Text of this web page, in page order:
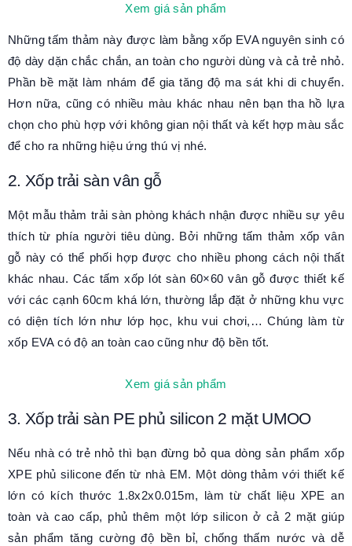
Xem giá sản phẩm
Những tấm thảm này được làm bằng xốp EVA nguyên sinh có
độ dày dặn chắc chắn, an toàn cho người dùng và cả trẻ nhỏ.
Phần bề mặt làm nhám để gia tăng độ ma sát khi di chuyển.
Hơn nữa, cũng có nhiều màu khác nhau nên bạn tha hồ lựa
chọn cho phù hợp với không gian nội thất và kết hợp màu sắc
để cho ra những hiệu ứng thú vị nhé.
2. Xốp trải sàn vân gỗ
Một mẫu thảm trải sàn phòng khách nhận được nhiều sự yêu
thích từ phía người tiêu dùng. Bởi những tấm thảm xốp vân
gỗ này có thể phối hợp được cho nhiều phong cách nội thất
khác nhau. Các tấm xốp lót sàn 60×60 vân gỗ được thiết kế
với các cạnh 60cm khá lớn, thường lắp đặt ở những khu vực
có diện tích lớn như lớp học, khu vui chơi,… Chúng làm từ
xốp EVA có độ an toàn cao cũng như độ bền tốt.
Xem giá sản phẩm
3. Xốp trải sàn PE phủ silicon 2 mặt UMOO
Nếu nhà có trẻ nhỏ thì bạn đừng bỏ qua dòng sản phẩm xốp
XPE phủ silicone đến từ nhà EM. Một dòng thảm với thiết kế
lớn có kích thước 1.8x2x0.015m, làm từ chất liệu XPE an
toàn và cao cấp, phủ thêm một lớp silicon ở cả 2 mặt giúp
sản phẩm tăng cường độ bền bỉ, chống thấm nước và dễ